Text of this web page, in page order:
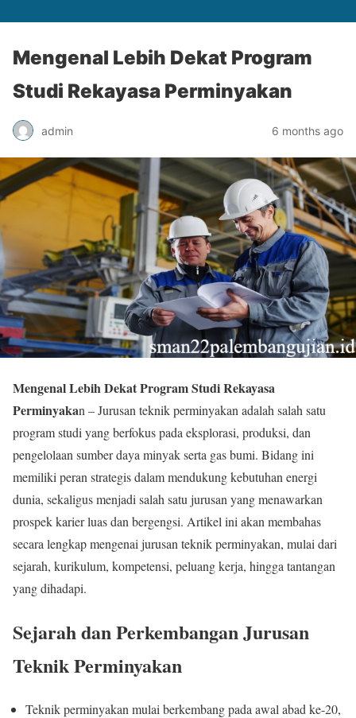
Mengenal Lebih Dekat Program
Studi Rekayasa Perminyakan
admin 6 months ago
Mengenal Lebih Dekat Program Studi Rekayasa
Perminyakan – Jurusan teknik perminyakan adalah salah satu
program studi yang berfokus pada eksplorasi, produksi, dan
pengelolaan sumber daya minyak serta gas bumi. Bidang ini
memiliki peran strategis dalam mendukung kebutuhan energi
dunia, sekaligus menjadi salah satu jurusan yang menawarkan
prospek karier luas dan bergengsi. Artikel ini akan membahas
secara lengkap mengenai jurusan teknik perminyakan, mulai dari
sejarah, kurikulum, kompetensi, peluang kerja, hingga tantangan
yang dihadapi.
Sejarah dan Perkembangan Jurusan
Teknik Perminyakan
Teknik perminyakan mulai berkembang pada awal abad ke-20,